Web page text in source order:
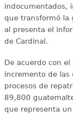
indocumentados,
que transformó la
al presenta el
de Cardinal.
De acuerdo con
incremento de las
procesos de
89,800
que representa